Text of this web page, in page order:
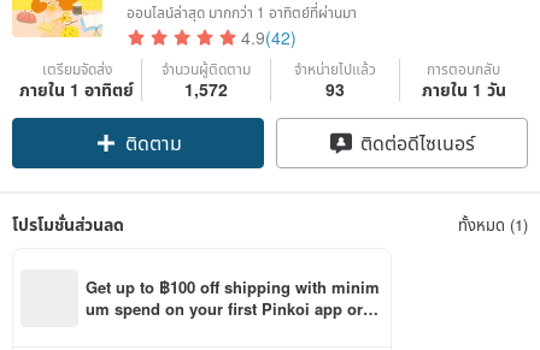
ออนไลน์ล่าสุด มากกว่า 1 อาทิตย์ที่ผ่านมา
4.9(42)
เตรียมจัดส่ง
ภายใน 1 อาทิตย์
จำนวนผู้ติดตาม
1,572
จำหน่ายไปแล้ว
93
การตอบกลับ
ภายใน 1 วัน
ติดตาม ติดต่อดีไซเนอร์
โปรโมชั่นส่วนลด ทั้งหมด (1)
Get up to ฿100 off shipping with minim
um spend on your first Pinkoi app orde